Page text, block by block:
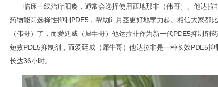
临床一线治疗阳痿，通常会选择使用西地那非（伟哥）、他达
药物能高选择性抑制PDE5，帮助阝月茎更好地孛力起。相信大家都
（伟哥）了，而爱廷威（犀牛哥）他达拉非作为新一代PDE5抑制剂
短效PDE5抑制剂，而爱廷威（犀牛哥）他达拉非是一种长效PDE5
长达36小时。